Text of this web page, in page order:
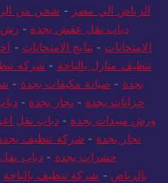
الرياض الي مصر - شحن من
دباب نقل عفش بجدة - رش
الامتحانات - نتايج الامتحانات -
تنظيف منازل بالباحة - شركة
بجدة - صيانة مكيفات بجدة -
خزانات بجدة - نجار بجدة -
ورش مبيدات بجدة -دباب نقل
نجار بجدة - شركة تنظيف
حشرات بجدة - دباب
بالرياض - شركة تنظيف بالباحة